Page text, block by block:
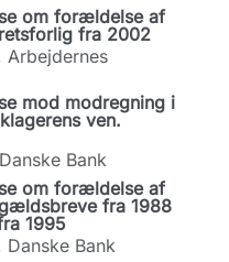
om forældelse af
fra 2002
Arbejdernes
mod modregning i
ven.
Bank
om forældelse af
fra 1988
1995
Danske Bank